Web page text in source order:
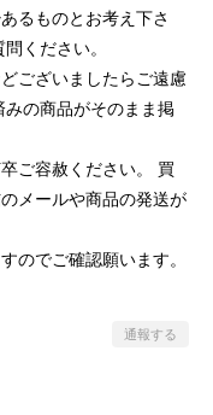
るものとお考え下さ
ください。
ございましたらご遠慮
の商品がそのまま掲
ご容赦ください。 買
メールや商品の発送が
のでご確認願います。
通報する